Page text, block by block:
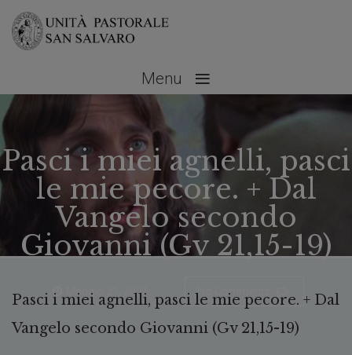
Menu ≡
Pasci i miei agnelli, pasci
le mie pecore. + Dal
Vangelo secondo
Giovanni (Gv 21,15-19)
Maggio 21, 2021 No Comments
Pasci i miei agnelli, pasci le mie pecore. + Dal
Vangelo secondo Giovanni (Gv 21,15-19)